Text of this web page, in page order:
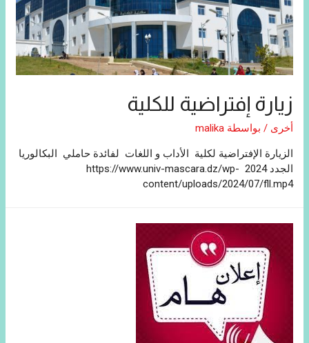
زيارة إفتراضية للكلية
أخرى / بواسطة malika
الزيارة الإفتراضية لكلية الأداب و اللغات لفائدة حاملي البكالوريا
الجدد 2024 https://www.univ-mascara.dz/wp-
content/uploads/2024/07/fll.mp4